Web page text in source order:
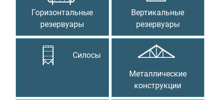
Горизонтальные
резервуары
Вертикальные
резервуары
Силосы
Металлические
конструкции